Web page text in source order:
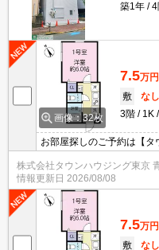
築1年
4
画像：32枚
7.5万円
敷
なし
3階
1K
お部屋探しのご予約は【タ
株式会社タウンハウジング東京
情報更新日 2026/08/08
7.5万円
敷
なし